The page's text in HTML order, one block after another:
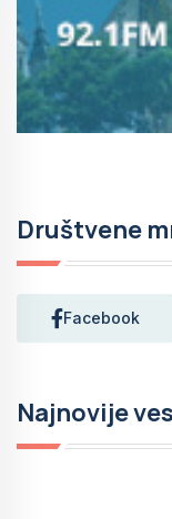
Društvene
Facebook
Najnovije